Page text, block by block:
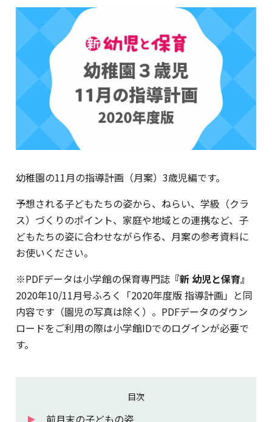
幼稚園の11月の指導計画（月案）3歳児編です。
予想される子どもたちの姿から、ねらい、学級（クラ
ス）づくりのポイント、家庭や地域との連携など、子
どもたちの姿に合わせながら作る、月案の参考資料に
お使いください。
※PDFデータは小学館の保育専門誌 『新 幼児と保育』
2020年10/11月号ふろく「2020年度版 指導計画」と同
内容です（園児の写真は除く）。PDFデータのダウン
ロードをご利用の際は小学館IDでのログインが必要で
す。
目次
前月末の子どもの姿